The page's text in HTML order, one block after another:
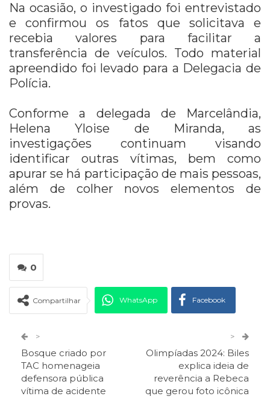
Na ocasião, o investigado foi entrevistado
e confirmou os fatos que solicitava e
recebia valores para facilitar a
transferência de veículos. Todo material
apreendido foi levado para a Delegacia de
Polícia.
Conforme a delegada de Marcelândia,
Helena Yloise de Miranda, as
investigações continuam visando
identificar outras vítimas, bem como
apurar se há participação de mais pessoas,
além de colher novos elementos de
provas.
0
Compartilhar WhatsApp Facebook
ReddIt Telegram
Facebook Messenger Viber O email
>
Bosque criado por
TAC homenageia
defensora pública
vítima de acidente
>
Olimpíadas 2024: Biles
explica ideia de
reverência a Rebeca
que gerou foto icônica